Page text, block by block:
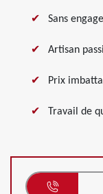
Sans
Artisan
Prix
Travail de